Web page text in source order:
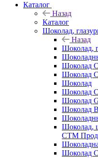
Каталог
Назад
Каталог
Шоколад,
Назад
Шоколад,
Шоколад
Шоколад
Шоколад
Шоколад
Шоколад
Шоколад
Шоколад,
СТМ
Шоколад